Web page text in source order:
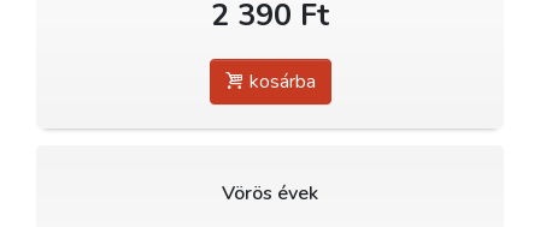
2 390 Ft
kosárba
Vörös évek